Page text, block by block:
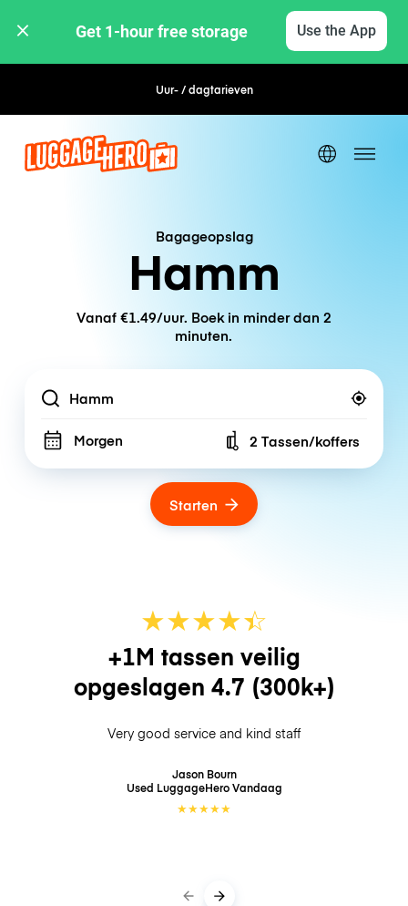
Get 1-hour free storage Use the App
Uur- / dagtarieven Flexibel boeken
Bagageopslag
Hamm
Vanaf €1.49/uur. Boek in minder dan 2
minuten.
Location
Morgen Number of bags
2 Tassen/koffers
Starten
★★★★☆
★
+1M tassen veilig
opgeslagen 4.7 (300k+)
Very good service and kind staff
Jason Bourn
Used LuggageHeroVandaag
★★★★★